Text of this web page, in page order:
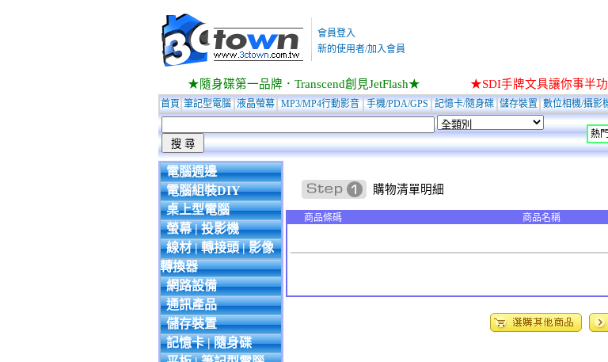
會員登入
新的使用者/加入會員
★隨身碟第一品牌．Transcend創見JetFlash★ ★SDI手牌文具讓你事半
首頁 筆記型電腦 液晶螢幕 MP3/MP4行動影音 手機/PDA/GPS 記憶卡/隨身碟 儲存裝置 數位相機/攝影
熱
電腦週邊
電腦組裝DIY
桌上型電腦
螢幕 | 投影機
線材 | 轉接頭 | 影像
轉換器
網路設備
通訊產品
儲存裝置
記憶卡 | 隨身碟
購物清單明細
商品條碼 商品名稱